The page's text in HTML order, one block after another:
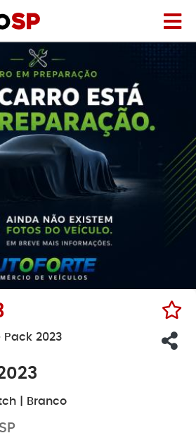
Pack 2023
| Branco